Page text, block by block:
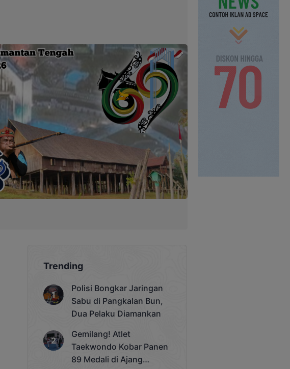
Trending
Polisi Bongkar Jaringan
Sabu di Pangkalan Bun,
Dua Pelaku Diamankan
Gemilang! Atlet
Taekwondo Kobar Panen
89 Medali di Ajang